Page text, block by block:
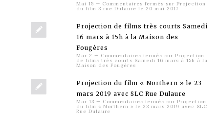
Mai 15 — Commentaires fermés sur Projection
du film 3 rue Dulaure le 20 mai 2017
Projection de films très courts Samedi
16 mars à 15h à la Maison des
Fougères
Mar 2 — Commentaires fermés sur Projection
de films très courts Samedi 16 mars à 15h à la
Maison des Fougères
Projection du film « Northern » le 23
mars 2019 avec SLC Rue Dulaure
Mar 13 — Commentaires fermés sur Projection
du film « Northern » le 23 mars 2019 avec SLC
Rue Dulaure